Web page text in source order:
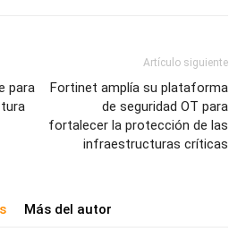
para
Artículo siguiente
Fortinet amplía su plataforma
de seguridad OT para
fortalecer la protección de las
infraestructuras críticas
Más del autor